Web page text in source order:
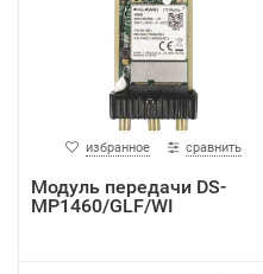
избранное сравнить
Модуль передачи DS-
MP1460/GLF/WI